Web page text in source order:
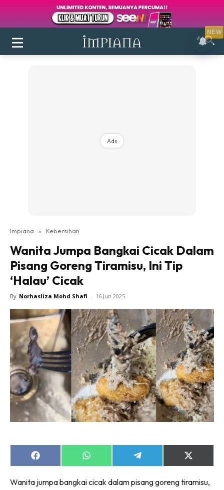
Login|Register
Ruang Makan
Ruang Tamu
Direktori
Interior Design
Landskap
DIY
Bilik Air
Bilik Tidur
Dapur
Ruang Makan
Make Over
Bilik Air
Bilik Tidur
Ruang Makan
Ruang Tamu
Menarik Lagi
Ads
Impiana » Kebersihan
Wanita Jumpa Bangkai Cicak Dalam
Pisang Goreng Tiramisu, Ini Tip
‘Halau’ Cicak
By Norhasliza Mohd Shafi - 16 Jun 2025
Share
on
Share
on
Share
on
Share
on
(Twitter)
Wanita jumpa bangkai cicak dalam pisang goreng tiramisu,
NEW